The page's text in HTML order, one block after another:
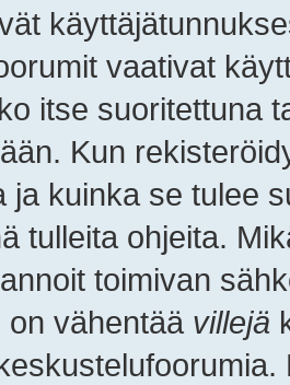
vaativat
itse suoritettuna
Kun
ja kuinka se tulee
tulleita ohjeita.
toimivan
vähentää villejä